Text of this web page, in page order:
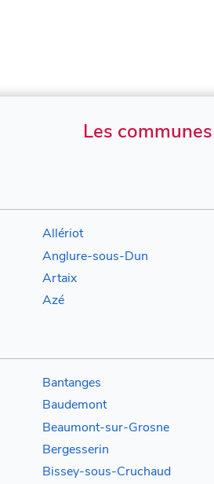
Les
Allériot
Anglure-sous-Dun
Artaix
Azé
Bantanges
Baudemont
Beaumont-sur-Grosne
Bergesserin
Bissey-sous-Cruchaud